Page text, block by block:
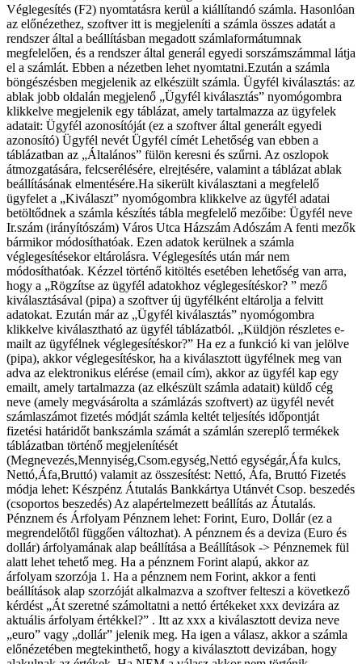
Véglegesítés (F2) nyomtatásra kerül a kiállítandó számla. Hasonlóan
az előnézethez, szoftver itt is megjeleníti a számla összes adatát a
rendszer által a beállításban megadott számlaformátumnak
megfelelően, és a rendszer által generál egyedi sorszámszámmal látja
el a számlát. Ebben a nézetben lehet nyomtatni.Ezután a számla
böngészésben megjelenik az elkészült számla. Ügyfél kiválasztás: az
ablak jobb oldalán megjelenő „Ügyfél kiválasztás” nyomógombra
klikkelve megjelenik egy táblázat, amely tartalmazza az ügyfelek
adatait: Ügyfél azonosítóját (ez a szoftver által generált egyedi
azonosító) Ügyfél nevét Ügyfél címét Lehetőség van ebben a
táblázatban az „Általános” fülön keresni és szűrni. Az oszlopok
átmozgatására, felcserélésére, elrejtésére, valamint a táblázat ablak
beállításának elmentésére.Ha sikerült kiválasztani a megfelelő
ügyfelet a „Kiválaszt” nyomógombra klikkelve az ügyfél adatai
betöltődnek a számla készítés tábla megfelelő mezőibe: Ügyfél neve
Ir.szám (irányítószám) Város Utca Házszám Adószám A fenti mezők
bármikor módosíthatóak. Ezen adatok kerülnek a számla
véglegesítésekor eltárolásra. Véglegesítés után már nem
módosíthatóak. Kézzel történő kitöltés esetében lehetőség van arra,
hogy a „Rögzítse az ügyfél adatokhoz véglegesítéskor? ” mező
kiválasztásával (pipa) a szoftver új ügyfélként eltárolja a felvitt
adatokat. Ezután már az „Ügyfél kiválasztás” nyomógombra
klikkelve kiválasztható az ügyfél táblázatból. „Küldjön részletes e-
mailt az ügyfélnek véglegesítéskor?” Ha ez a funkció ki van jelölve
(pipa), akkor véglegesítéskor, ha a kiválasztott ügyfélnek meg van
adva az elektronikus elérése (email cím), akkor az ügyfél kap egy
emailt, amely tartalmazza (az elkészült számla adatait) küldő cég
neve (amely megvásárolta a számlázás szoftvert) az ügyfél nevét
számlaszámot fizetés módját számla keltét teljesítés időpontját
fizetési határidőt bankszámla számát a számlán szereplő termékek
táblázatban történő megjelenítését
(Megnevezés,Mennyiség,Csom.egység,Nettó egységár,Áfa kulcs,
Nettó,Áfa,Bruttó) valamit az összesítést: Nettó, Áfa, Bruttó Fizetés
módja lehet: Készpénz Átutalás Bankkártya Utánvét Csop. beszedés
(csoportos beszedés) Az alapértelmezett beállítás az Átutalás.
Pénznem és Árfolyam Pénznem lehet: Forint, Euro, Dollár (ez a
megrendelőtől függően változhat). A pénznem és a deviza (Euro és
dollár) árfolyamának alap beállítása a Beállítások -> Pénznemek fül
alatt lehet tehető meg. Ha a pénznem Forint alapú, akkor az
árfolyam szorzója 1. Ha a pénznem nem Forint, akkor a fenti
beállítások alap szorzóját alkalmazva a szoftver felteszi a következő
kérdést „Át szeretné számoltatni a nettó értékeket xxx devizára az
aktuális árfolyam értékkel?” . Itt az xxx a kiválasztott deviza neve
„euro” vagy „dollár” jelenik meg. Ha igen a válasz, akkor a számla
előnézetében megtekinthető, hogy a kiválasztott devizában, hogy